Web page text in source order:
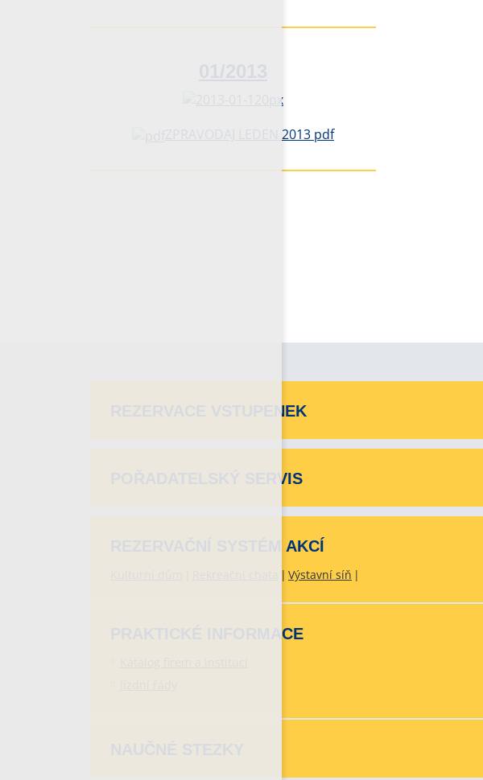
ZPRAVODAJ LEDEN 2013 pdf
REZERVACE VSTUPENEK
POŘADATELSKÝ SERVIS
REZERVAČNÍ SYSTÉM AKCÍ
Výstavní síň
PRAKTICKÉ INFORMACE